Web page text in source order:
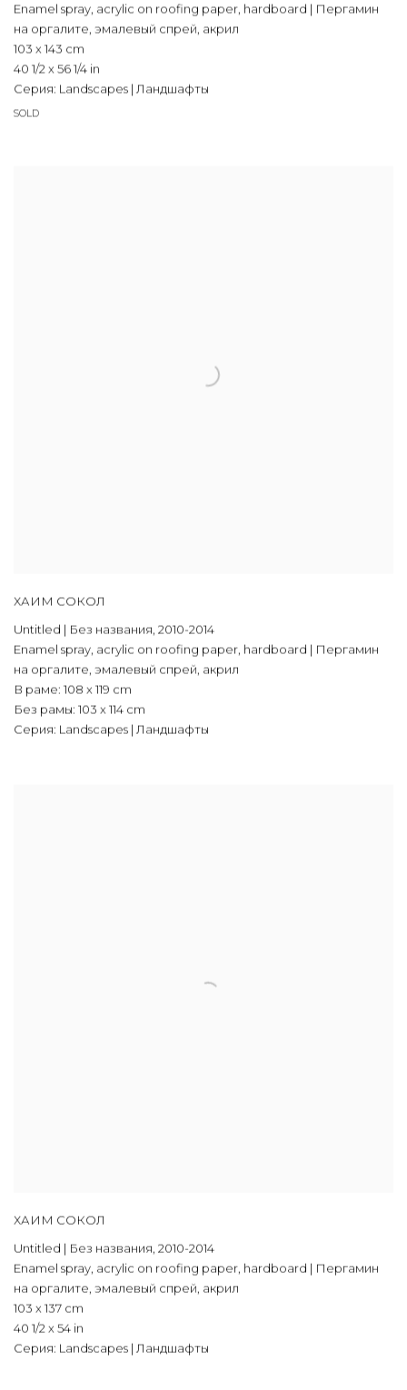
Enamel spray, acrylic on roofing paper, hardboard | Пергамин
на оргалите, эмалевый спрей, акрил
103 x 143 cm
40 1/2 x 56 1/4 in
Серия: Landscapes | Ландшафты
SOLD
ХАИМ СОКОЛ
Untitled | Без названия, 2010-2014
Enamel spray, acrylic on roofing paper, hardboard | Пергамин
на оргалите, эмалевый спрей, акрил
В раме: 108 x 119 cm
Без рамы: 103 x 114 cm
Серия: Landscapes | Ландшафты
ХАИМ СОКОЛ
Untitled | Без названия, 2010-2014
Enamel spray, acrylic on roofing paper, hardboard | Пергамин
на оргалите, эмалевый спрей, акрил
103 x 137 cm
40 1/2 x 54 in
Серия: Landscapes | Ландшафты